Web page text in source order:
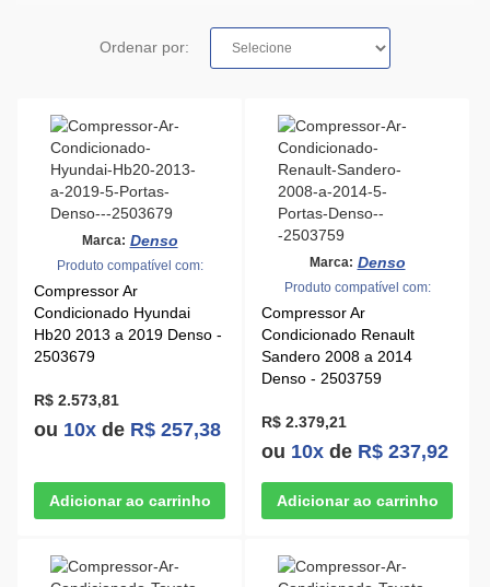
Ordenar por:
Marca: Denso
Produto compatível com:
Compressor Ar
Condicionado Hyundai
Hb20 2013 a 2019 Denso -
2503679
R$ 2.573,81
ou 10x de R$ 257,38
Marca: Denso
Produto compatível com:
Compressor Ar
Condicionado Renault
Sandero 2008 a 2014
Denso - 2503759
R$ 2.379,21
ou 10x de R$ 237,92